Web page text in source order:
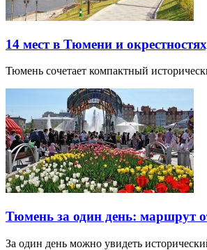
14 мест в Тюмени и
Тюмень сочетает компактный
Тюмень за один день: маршрут
За один день можно увидеть